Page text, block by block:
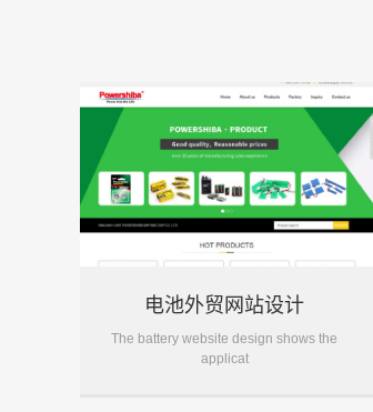
电池外贸网站设计
The battery website design shows the
applicat